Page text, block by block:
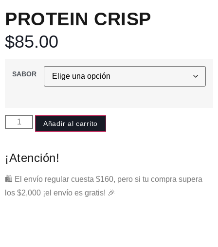
PROTEIN CRISP
$85.00
SABOR
Añadir al carrito
¡Atención!
🛍️ El envío regular cuesta $160, pero si tu compra supera
los $2,000 ¡el envío es gratis! 🎉